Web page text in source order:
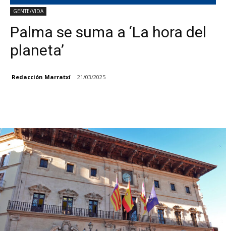
GENTE/VIDA
Palma se suma a ‘La hora del
planeta’
Redacción Marratxí 21/03/2025